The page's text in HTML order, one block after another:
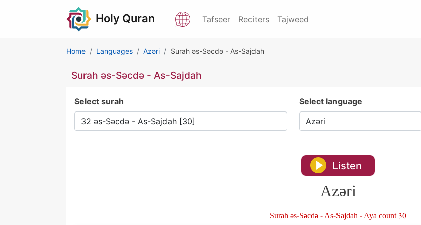
Holy Quran Tafseer Reciters Tajweed
Home Languages Azəri Surah əs-Səcdə - As-Sajdah
Surah əs-Səcdə - As-Sajdah
Select surah Select language
Listen
Azəri
Surah əs-Səcdə - As-Sajdah - Aya count 30